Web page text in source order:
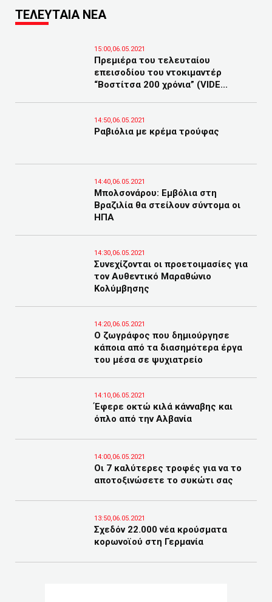
ΤΕΛΕΥΤΑΙΑ ΝΕΑ
15:00,06.05.2021
Πρεμιέρα του τελευταίου
επεισοδίου του ντοκιμαντέρ
“Βοστίτσα 200 χρόνια” (VIDE...
14:50,06.05.2021
Ραβιόλια με κρέμα τρούφας
14:40,06.05.2021
Μπολσονάρου: Εμβόλια στη
Βραζιλία θα στείλουν σύντομα οι
ΗΠΑ
14:30,06.05.2021
Συνεχίζονται οι προετοιμασίες για
τον Αυθεντικό Μαραθώνιο
Κολύμβησης
14:20,06.05.2021
Ο ζωγράφος που δημιούργησε
κάποια από τα διασημότερα έργα
του μέσα σε ψυχιατρείο
14:10,06.05.2021
Έφερε οκτώ κιλά κάνναβης και
όπλο από την Αλβανία
14:00,06.05.2021
Οι 7 καλύτερες τροφές για να το
αποτοξινώσετε το συκώτι σας
13:50,06.05.2021
Σχεδόν 22.000 νέα κρούσματα
κορωνοϊού στη Γερμανία